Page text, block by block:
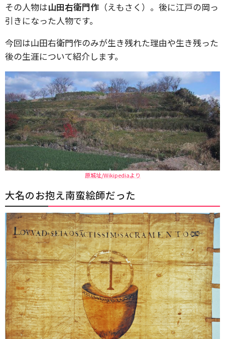
その人物は山田右衛門作 （えもさく）。後に江戸の岡っ
引きになった人物です。
今回は山田右衛門作のみが生き残れた理由や生き残った
後の生涯について紹介します。
原城址/Wikipediaより
大名のお抱え南蛮絵師だった